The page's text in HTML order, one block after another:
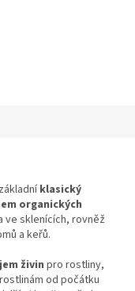
klasický
organických
ve sklenících, rovněž
a keřů.
živinpro rostliny,
od počátku